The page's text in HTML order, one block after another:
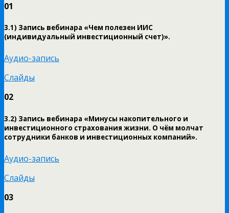
01
3.1) Запись вебинара «Чем полезен ИИС
(индивидуальный инвестиционный счет)».
Аудио-запись
Слайды
02
3.2) Запись вебинара «Минусы накопительного и
инвестиционного страхования жизни. О чём молчат
сотрудники банков и инвестиционных компаний».
Аудио-запись
Слайды
03